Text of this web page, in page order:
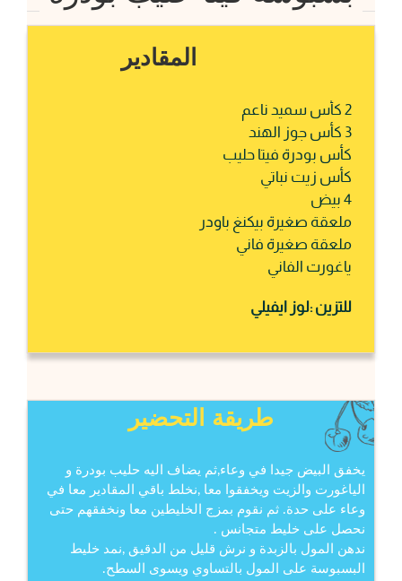
المقادير
2 كأس سميد ناعم
3 كأس جوز الهند
كأس بودرة فيتا حليب
كأس زيت نباتي
4 بيض
ملعقة صغيرة بيكنغ باودر
ملعقة صغيرة فاني
ياغورت الفاني
للتزين :لوز ايفيلي
طريقة التحضير
يخفق البيض جيدا في وعاء,ثم يضاف اليه حليب بودرة و
الياغورت والزيت ويخفقوا معا ,نخلط باقي المقادير معا في
وعاء على حدة. ثم نقوم بمزج الخليطين معا ونخفقهم حتى
نحصل على خليط متجانس .
ندهن المول بالزبدة و نرش قليل من الدقيق ,نمد خليط
البسبوسة على المول بالتساوي ويسوى السطح.